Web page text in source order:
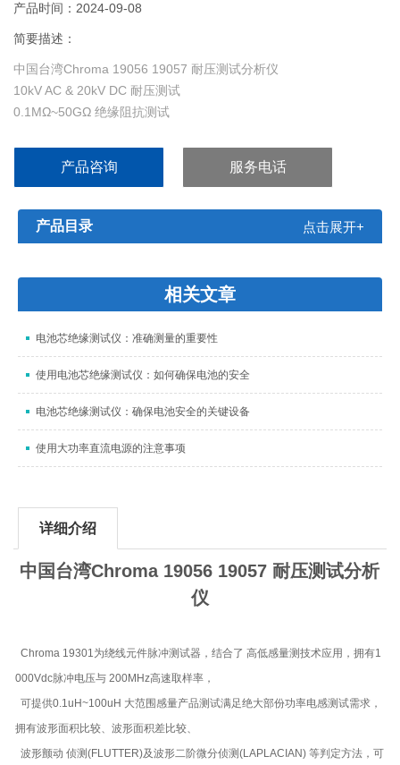
产品时间：2024-09-08
简要描述：
中国台湾Chroma 19056 19057 耐压测试分析仪
10kV AC & 20kV DC 耐压测试
0.1MΩ~50GΩ 绝缘阻抗测试
HFCC高频接触检查
产品咨询 服务电话
产品目录 点击展开+
相关文章
电池芯绝缘测试仪：准确测量的重要性
使用电池芯绝缘测试仪：如何确保电池的安全
电池芯绝缘测试仪：确保电池安全的关键设备
使用大功率直流电源的注意事项
详细介绍
中国台湾Chroma 19056 19057 耐压测试分析
仪
Chroma 19301为绕线元件脉冲测试器，结合了 高低感量测技术应用，拥有1
000Vdc脉冲电压与 200MHz高速取样率，
可提供0.1uH~100uH 大范围感量产品测试满足绝大部份功率电感测试需求，
拥有波形面积比较、波形面积差比较、
波形颤动 侦测(FLUTTER)及波形二阶微分侦测(LAPLACIAN) 等判定方法，可